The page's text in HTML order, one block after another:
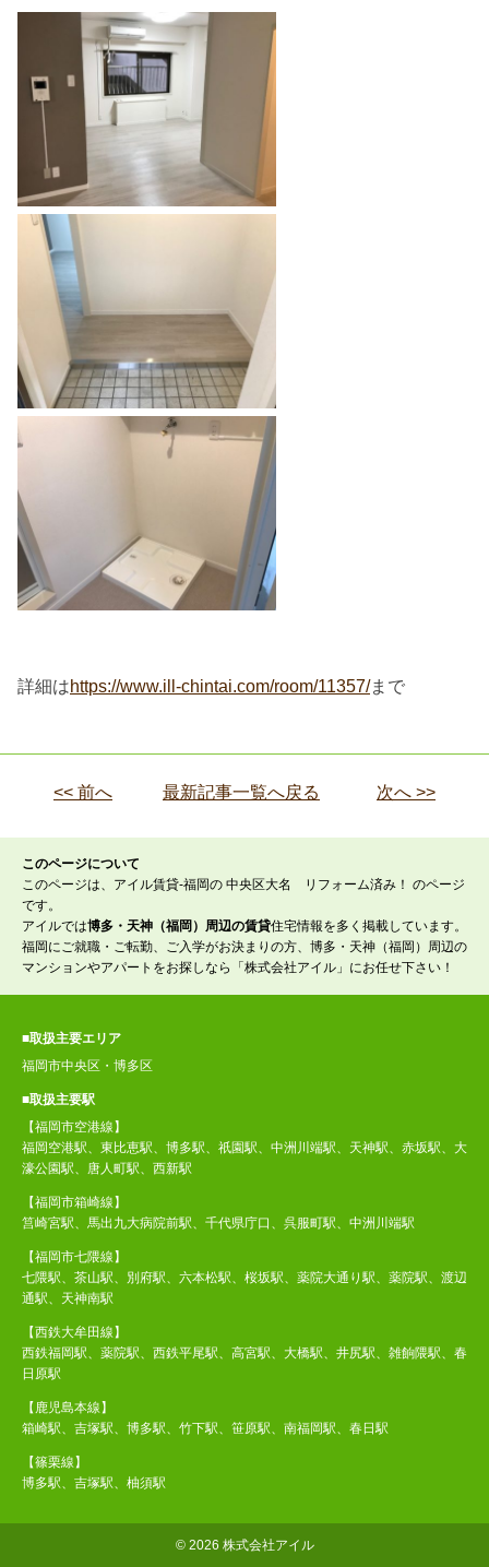
詳細はhttps://www.ill-chintai.com/room/11357/まで
<< 前へ 最新記事一覧へ戻る 次へ >>
このページについて
このページは、アイル賃貸-福岡の 中央区大名 リフォーム済み！ のページ
です。
アイルでは博多・天神（福岡）周辺の賃貸住宅情報を多く掲載しています。
福岡にご就職・ご転勤、ご入学がお決まりの方、博多・天神（福岡）周辺の
マンションやアパートをお探しなら「株式会社アイル」にお任せ下さい！
■取扱主要エリア
福岡市中央区・博多区
■取扱主要駅
【福岡市空港線】
福岡空港駅、東比恵駅、博多駅、祇園駅、中洲川端駅、天神駅、赤坂駅、大
濠公園駅、唐人町駅、西新駅
【福岡市箱崎線】
筥崎宮駅、馬出九大病院前駅、千代県庁口、呉服町駅、中洲川端駅
【福岡市七隈線】
七隈駅、茶山駅、別府駅、六本松駅、桜坂駅、薬院大通り駅、薬院駅、渡辺
通駅、天神南駅
【西鉄大牟田線】
西鉄福岡駅、薬院駅、西鉄平尾駅、高宮駅、大橋駅、井尻駅、雑餉隈駅、春
日原駅
【鹿児島本線】
箱崎駅、吉塚駅、博多駅、竹下駅、笹原駅、南福岡駅、春日駅
【篠栗線】
博多駅、吉塚駅、柚須駅
© 2026 株式会社アイル